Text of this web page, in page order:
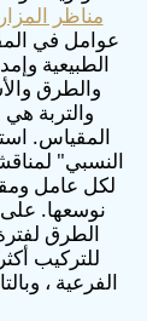
مناظر
عوامل في
الطبيعية
والطرق
والتربة
النسبي"
لكل عامل
نوسعها.
الطرق
للتركيب
الفرعية ،